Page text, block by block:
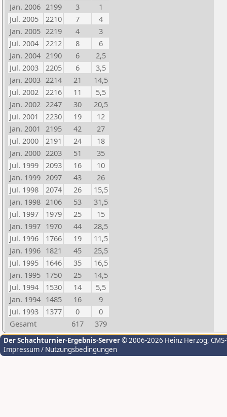
Jan. 2006 2199 3
1
Jul. 2005
2210 7
4
Jan. 2005 2219 4
3
Jul. 2004
2212 8
6
Jan. 2004 2190 6
2,5
Jul. 2003
2205 6
3,5
Jan. 2003 2214 21
14,5
Jul. 2002
2216 11
5,5
Jan. 2002 2247 30
20,5
Jul. 2001
2230 19
12
Jan. 2001 2195 42
27
Jul. 2000
2191 24
18
Jan. 2000 2203 51
35
Jul. 1999
2093 16
10
Jan. 1999 2097 43
26
Jul. 1998
2074 26
15,5
Jan. 1998 2106 53
31,5
Jul. 1997
1979 25
15
Jan. 1997 1970 44
28,5
Jul. 1996
1766 19
11,5
Jan. 1996 1821 45
25,5
Jul. 1995
1646 35
16,5
Jan. 1995 1750 25
14,5
Jul. 1994
1530 14
5,5
Jan. 1994 1485 16
9
Jul. 1993
1377 0
0
Gesamt
617 379
Der Schachturnier-Ergebnis-Server© 2006-2026 Heinz Herzog,
Impressum / Nutzungsbedingungen